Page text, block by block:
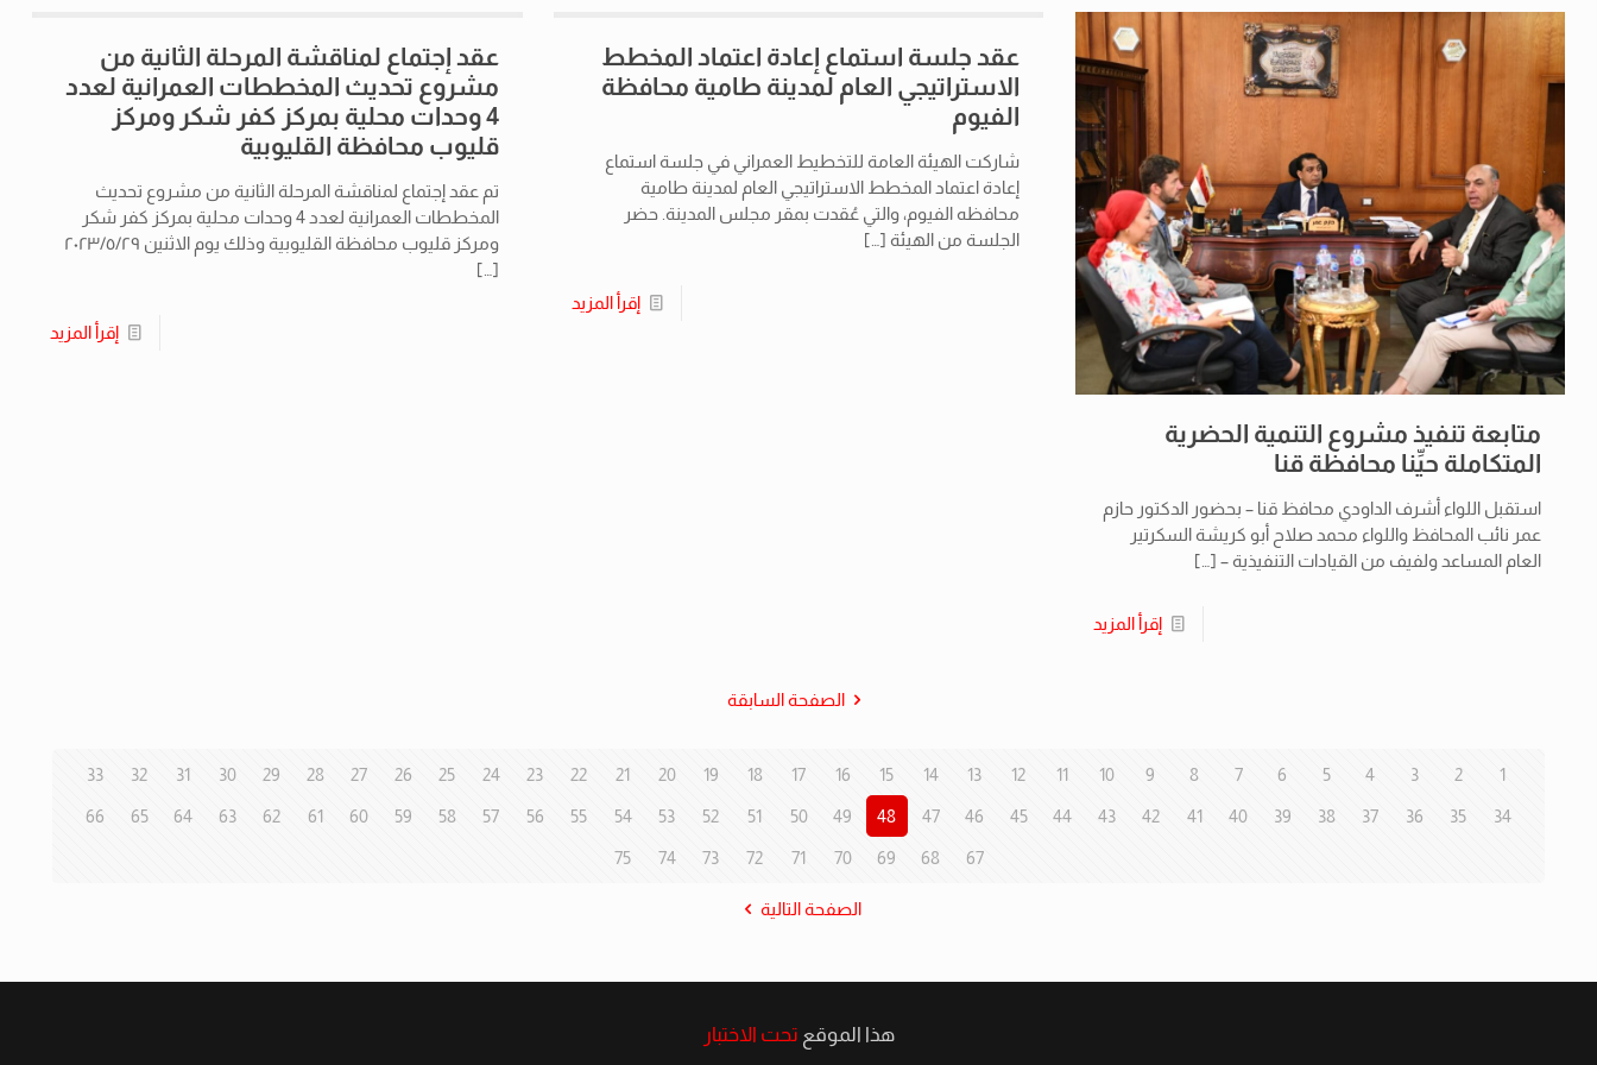
متابعة تنفيذ مشروع التنمية الحضرية
المتكاملة حيِّنا محافظة قنا
استقبل اللواء أشرف الداودي محافظ قنا – بحضور الدكتور حازم
عمر نائب المحافظ واللواء محمد صلاح أبو كريشة السكرتير
العام المساعد ولفيف من القيادات التنفيذية – […]
إقرأ المزيد
عقد جلسة استماع إعادة اعتماد المخطط
الاستراتيجي العام لمدينة طامية محافظة
الفيوم
شاركت الهيئة العامة للتخطيط العمراني في جلسة استماع
إعادة اعتماد المخطط الاستراتيجي العام لمدينة طامية
محافظه الفيوم، والتي عُقدت بمقر مجلس المدينة. حضر
الجلسة من الهيئة […]
إقرأ المزيد
عقد إجتماع لمناقشة المرحلة الثانية من
مشروع تحديث المخططات العمرانية لعدد
4 وحدات محلية بمركز كفر شكر ومركز
قليوب محافظة القليوبية
تم عقد إجتماع لمناقشة المرحلة الثانية من مشروع تحديث
المخططات العمرانية لعدد 4 وحدات محلية بمركز كفر شكر
ومركز قليوب محافظة القليوبية وذلك يوم الاثنين ٢٠٢٣/٥/٢٩
[…]
إقرأ المزيد
الصفحة السابقة
1
2
3
4
5
6
7
8
9
10
11
12
13
14
15
16
17
18
19
20
21
22
23
24
25
26
27
28
29
30
31
32
33
34
35
36
37
38
39
40
41
42
43
44
45
46
47
48
49
50
51
52
53
54
55
56
57
58
59
60
61
62
63
64
65
66
67
68
69
70
71
72
73
74
75
الصفحة التالية
هذا الموقع تحت الاختبار